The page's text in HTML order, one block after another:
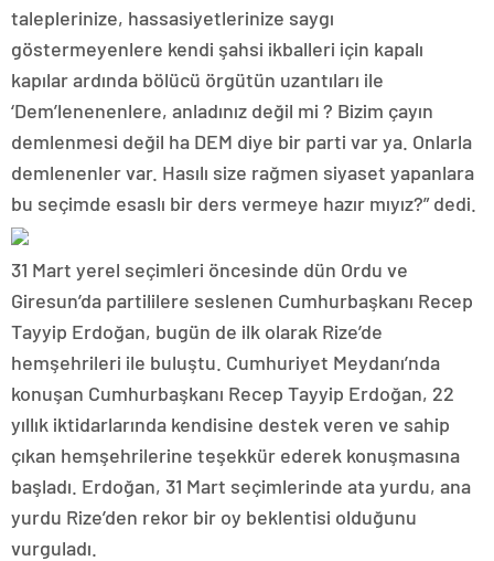
taleplerinize, hassasiyetlerinize saygı
göstermeyenlere kendi şahsi ikballeri için kapalı
kapılar ardında bölücü örgütün uzantıları ile
‘Dem’lenenenlere, anladınız değil mi ? Bizim çayın
demlenmesi değil ha DEM diye bir parti var ya. Onlarla
demlenenler var. Hasılı size rağmen siyaset yapanlara
bu seçimde esaslı bir ders vermeye hazır mıyız?” dedi.
31 Mart yerel seçimleri öncesinde dün Ordu ve
Giresun’da partililere seslenen Cumhurbaşkanı Recep
Tayyip Erdoğan, bugün de ilk olarak Rize’de
hemşehrileri ile buluştu. Cumhuriyet Meydanı’nda
konuşan Cumhurbaşkanı Recep Tayyip Erdoğan, 22
yıllık iktidarlarında kendisine destek veren ve sahip
çıkan hemşehrilerine teşekkür ederek konuşmasına
başladı. Erdoğan, 31 Mart seçimlerinde ata yurdu, ana
yurdu Rize’den rekor bir oy beklentisi olduğunu
vurguladı.